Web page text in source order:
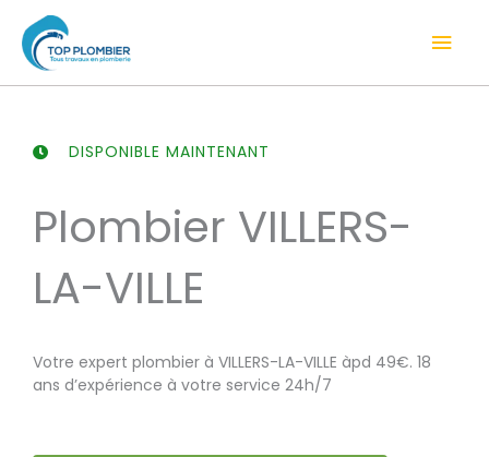
contenu
DISPONIBLE MAINTENANT
Plombier VILLERS-
LA-VILLE
Votre expert plombier à VILLERS-LA-VILLE àpd 49€. 18
ans d’expérience à votre service 24h/7